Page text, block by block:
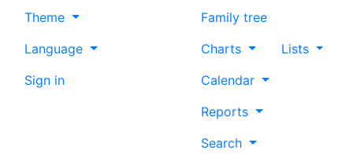
Theme
Language
Sign in
Family tree
Charts
Lists
Calendar
Reports
Search